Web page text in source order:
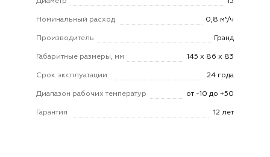
Номинальный расход 0,8 м³/ч
Производитель Гранд
Габаритные размеры, мм 145 х 86 х 83
Срок эксплуатации 24 года
Диапазон рабочих температур от -10 до +50
Гарантия 12 лет